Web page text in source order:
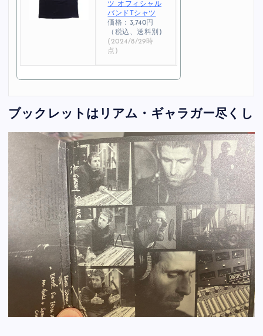
ツ オフィシャル
バンドTシャツ
価格：3,740円
（税込、送料別)
(2024/8/29時
点)
ブックレットはリアム・ギャラガー尽くし